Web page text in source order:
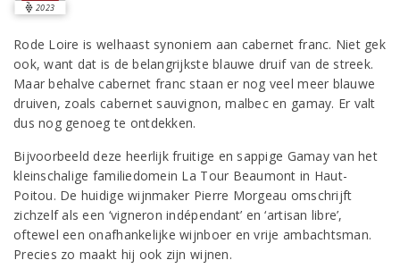
2023
Rode Loire is welhaast synoniem aan cabernet franc. Niet gek
ook, want dat is de belangrijkste blauwe druif van de streek.
Maar behalve cabernet franc staan er nog veel meer blauwe
druiven, zoals cabernet sauvignon, malbec en gamay. Er valt
dus nog genoeg te ontdekken.
Bijvoorbeeld deze heerlijk fruitige en sappige Gamay van het
kleinschalige familiedomein La Tour Beaumont in Haut-
Poitou. De huidige wijnmaker Pierre Morgeau omschrijft
zichzelf als een ‘vigneron indépendant’ en ‘artisan libre’,
oftewel een onafhankelijke wijnboer en vrije ambachtsman.
Precies zo maakt hij ook zijn wijnen.